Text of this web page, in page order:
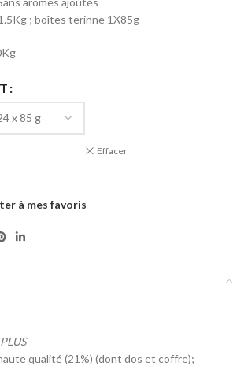
; boîtes terinne 1X85g
Effacer
à mes favoris
qualité (21%) (dont dos et coffre);